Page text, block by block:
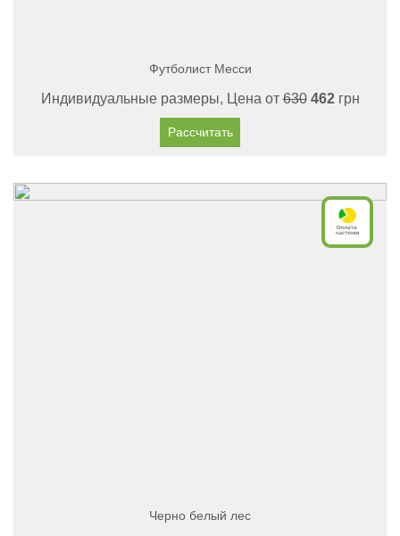
Футболист Месси
Индивидуальные размеры, Цена от630 462грн
Рассчитать
Черно белый лес